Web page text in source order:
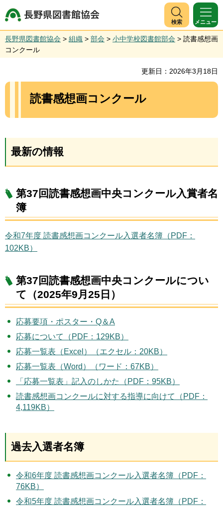
長野県図書館協会
検索 メニュー
長野県図書館協会 > 組織 > 部会 > 小中学校図書館部会 > 読書感想画
コンクール
更新日：2026年3月18日
読書感想画コンクール
最新の情報
第37回読書感想画中央コンクール入賞者名
簿
令和7年度 読書感想画コンクール入選者名簿（PDF：
102KB）
第37回読書感想画中央コンクールについ
て（2025年9月25日）
応募要項・ポスター・Q＆A
応募について（PDF：129KB）
応募一覧表（Excel）（エクセル：20KB）
応募一覧表（Word）（ワード：67KB）
「応募一覧表」記入のしかた（PDF：95KB）
読書感想画コンクールに対する指導に向けて（PDF：
4,119KB）
過去入選者名簿
令和6年度 読書感想画コンクール入選者名簿（PDF：
76KB）
令和5年度 読書感想画コンクール入選者名簿（PDF：